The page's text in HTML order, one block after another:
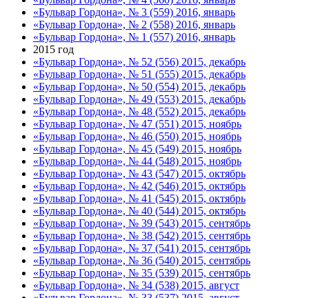
«Бульвар Гордона», № 3 (559) 2016, январь
«Бульвар Гордона», № 2 (558) 2016, январь
«Бульвар Гордона», № 1 (557) 2016, январь
2015 год
«Бульвар Гордона», № 52 (556) 2015, декабрь
«Бульвар Гордона», № 51 (555) 2015, декабрь
«Бульвар Гордона», № 50 (554) 2015, декабрь
«Бульвар Гордона», № 49 (553) 2015, декабрь
«Бульвар Гордона», № 48 (552) 2015, декабрь
«Бульвар Гордона», № 47 (551) 2015, ноябрь
«Бульвар Гордона», № 46 (550) 2015, ноябрь
«Бульвар Гордона», № 45 (549) 2015, ноябрь
«Бульвар Гордона», № 44 (548) 2015, ноябрь
«Бульвар Гордона», № 43 (547) 2015, октябрь
«Бульвар Гордона», № 42 (546) 2015, октябрь
«Бульвар Гордона», № 41 (545) 2015, октябрь
«Бульвар Гордона», № 40 (544) 2015, октябрь
«Бульвар Гордона», № 39 (543) 2015, сентябрь
«Бульвар Гордона», № 38 (542) 2015, сентябрь
«Бульвар Гордона», № 37 (541) 2015, сентябрь
«Бульвар Гордона», № 36 (540) 2015, сентябрь
«Бульвар Гордона», № 35 (539) 2015, сентябрь
«Бульвар Гордона», № 34 (538) 2015, август